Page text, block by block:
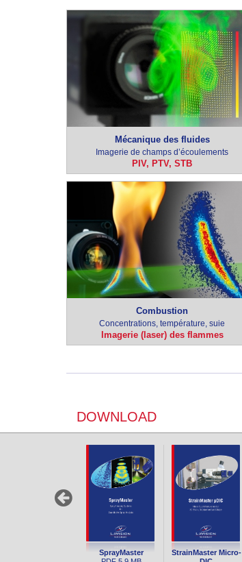
Mécanique des fluides
Imagerie de champs d’écoulements
PIV, PTV, STB
Combustion
Concentrations, température, suie
Imagerie (laser) des flammes
DOWNLOAD
SprayMaster
StrainMaster Micro-